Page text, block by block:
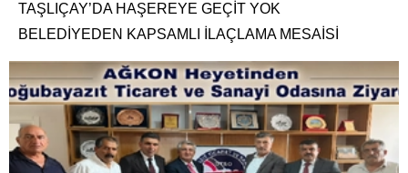
TAŞLIÇAY’DA HAŞEREYE GEÇİT YOK
BELEDİYEDEN KAPSAMLI İLAÇLAMA MESAİSİ